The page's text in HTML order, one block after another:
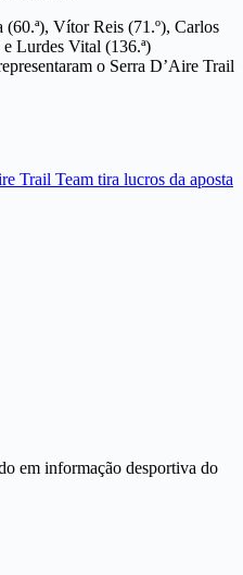
Vítor Reis (71.º), Carlos
Lurdes Vital (136.ª)
o Serra D’Aire Trail
em informação desportiva do